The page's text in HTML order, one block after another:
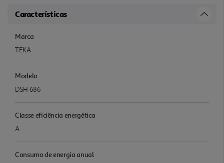
Características
Marca
TEKA
Modelo
DSH 686
Classe eficiência energética
A
Consumo de energia anual